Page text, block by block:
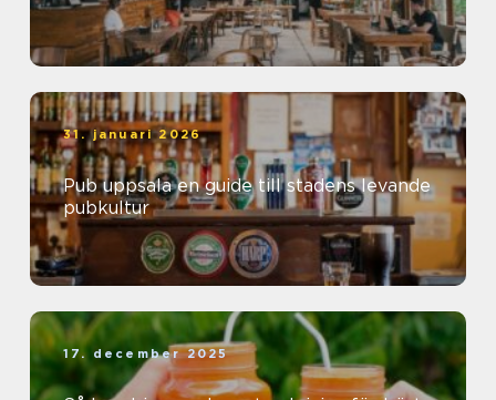
31. januari 2026
Pub uppsala en guide till stadens levande
pubkultur
17. december 2025